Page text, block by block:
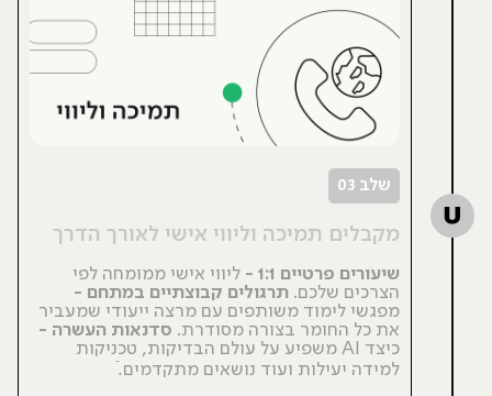
שלב 03
מקבלים תמיכה וליווי אישי לאורך הדרך
שיעורים פרטיים 1:1 -
הצרכים שלכם. תרגולים קבוצתיים במתחם -
את כל החומר בצורה מסודרת. סדנאות העשרה -
למידה יעילות ועוד נושאים מתקדמים.ֿ